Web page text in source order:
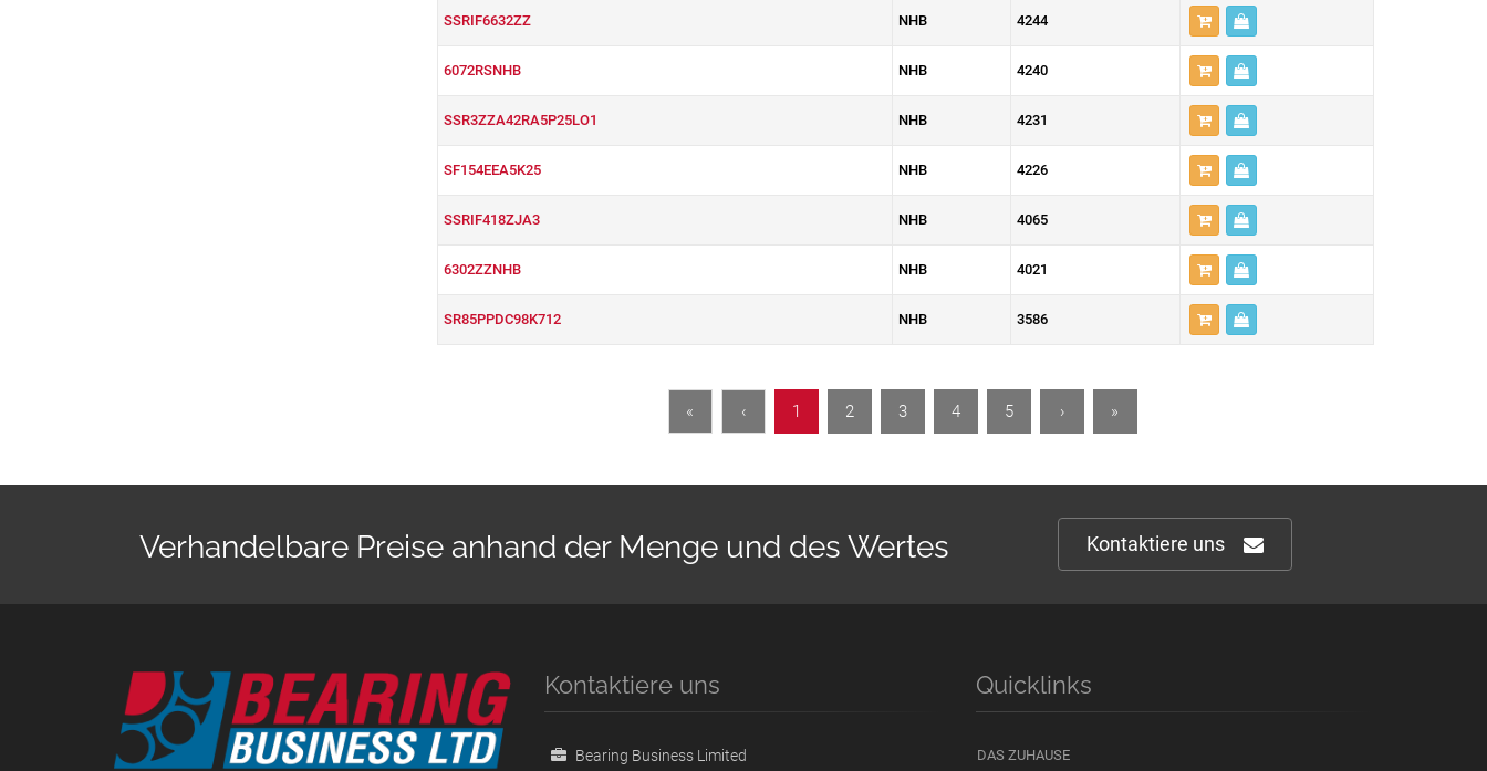
SSRIF6632ZZ NHB 4244
6072RSNHB NHB 4240
SSR3ZZA42RA5P25LO1 NHB 4231
SF154EEA5K25 NHB 4226
SSRIF418ZJA3 NHB 4065
6302ZZNHB NHB 4021
SR85PPDC98K712 NHB 3586
« ‹ 1 2 3 4 5 › »
Verhandelbare Preise anhand der Menge und des Wertes Kontaktiere uns
Kontaktiere uns
Bearing Business Limited
Quicklinks
DAS ZUHAUSE